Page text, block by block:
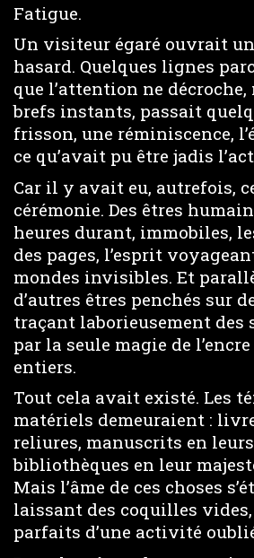
Fatigue.
Un visiteur égaré ouvrait
hasard. Quelques lignes
que l’attention ne décroche,
brefs instants, passait
frisson, une réminiscence,
ce qu’avait pu être jadis
Car il y avait eu, autrefois,
cérémonie. Des êtres
heures durant, immobiles,
des pages, l’esprit
mondes invisibles. Et
d’autres êtres penchés sur
traçant laborieusement des
par la seule magie de
entiers.
Tout cela avait existé. Les
matériels demeuraient :
reliures, manuscrits en
bibliothèques en leur
Mais l’âme de ces choses
laissant des coquilles
parfaits d’une activité